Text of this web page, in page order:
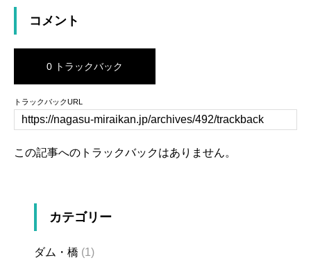
コメント
0 トラックバック
トラックバックURL
この記事へのトラックバックはありません。
カテゴリー
ダム・橋 (1)